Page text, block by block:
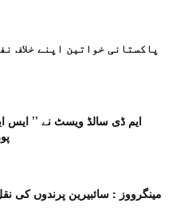
پاکستانی خواتین اپنے خلاف
ایم ڈی سالڈ ویسٹ نے ’’ ایس
مینگرووز : سائبیرین پرندوں کی